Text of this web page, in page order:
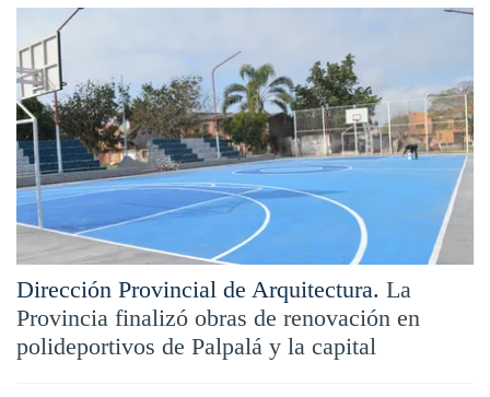
Dirección Provincial de Arquitectura. La
Provincia finalizó obras de renovación en
polideportivos de Palpalá y la capital